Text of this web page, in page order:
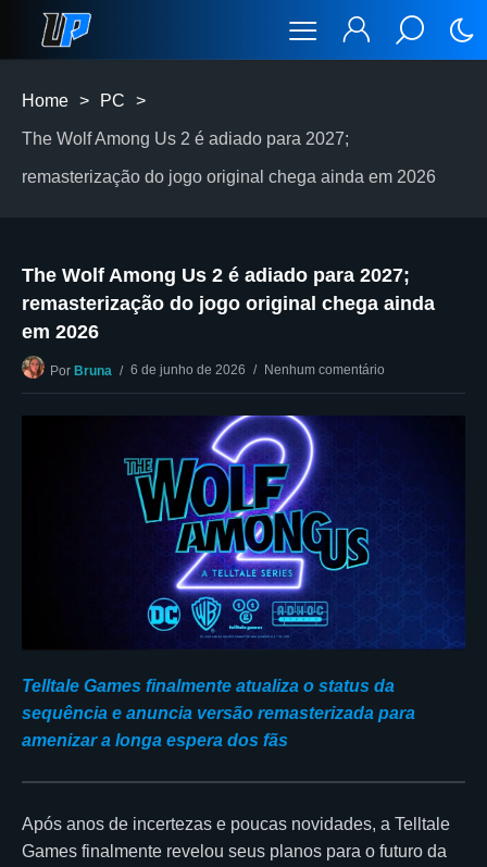
Home > PC >
The Wolf Among Us 2 é adiado para 2027;
remasterização do jogo original chega ainda em 2026
The Wolf Among Us 2 é adiado para 2027;
remasterização do jogo original chega ainda
em 2026
Por Bruna 6 de junho de 2026 Nenhum comentário
Telltale Games finalmente atualiza o status da
sequência e anuncia versão remasterizada para
amenizar a longa espera dos fãs
Após anos de incertezas e poucas novidades, a Telltale
Games finalmente revelou seus planos para o futuro da